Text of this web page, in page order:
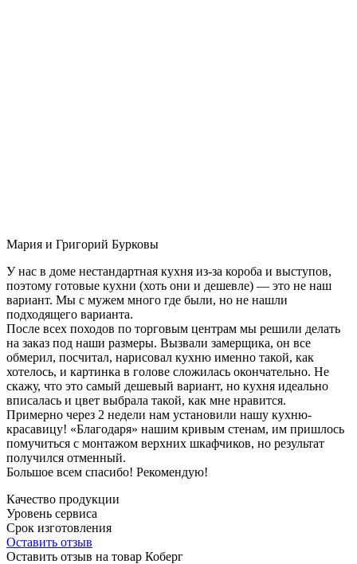
Мария и Григорий Бурковы
У нас в доме нестандартная кухня из-за короба и выступов,
поэтому готовые кухни (хоть они и дешевле) — это не наш
вариант. Мы с мужем много где были, но не нашли
подходящего варианта.
После всех походов по торговым центрам мы решили делать
на заказ под наши размеры. Вызвали замерщика, он все
обмерил, посчитал, нарисовал кухню именно такой, как
хотелось, и картинка в голове сложилась окончательно. Не
скажу, что это самый дешевый вариант, но кухня идеально
вписалась и цвет выбрала такой, как мне нравится.
Примерно через 2 недели нам установили нашу кухню-
красавицу! «Благодаря» нашим кривым стенам, им пришлось
помучиться с монтажом верхних шкафчиков, но результат
получился отменный.
Большое всем спасибо! Рекомендую!
Качество продукции
Уровень сервиса
Срок изготовления
Оставить отзыв
Оставить отзыв на товар Коберг